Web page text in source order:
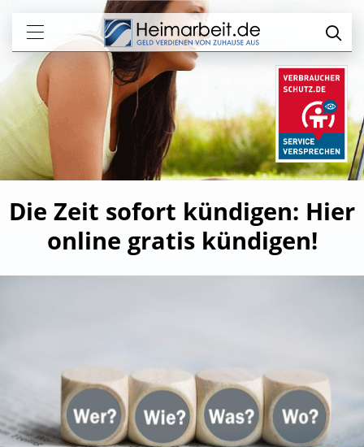
Die Zeit sofort kündigen: Hier
online gratis kündigen!